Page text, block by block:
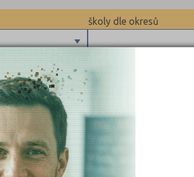
školy dle okresů
ZÁZNAMY, PŘEFORMULUJTE